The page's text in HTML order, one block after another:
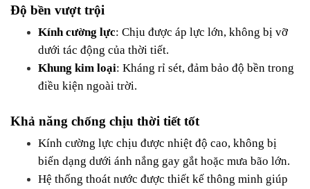
Độ bền vượt trội
Kính cường lực: Chịu được áp lực lớn, không bị vỡ
dưới tác động của thời tiết.
Khung kim loại: Kháng rỉ sét, đảm bảo độ bền trong
điều kiện ngoài trời.
Khả năng chống chịu thời tiết tốt
Kính cường lực chịu được nhiệt độ cao, không bị
biến dạng dưới ánh nắng gay gắt hoặc mưa bão lớn.
Hệ thống thoát nước được thiết kế thông minh giúp